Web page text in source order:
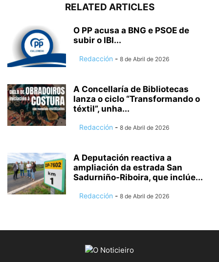
RELATED ARTICLES
O PP acusa a BNG e PSOE de
subir o IBI...
Redacción - 8 de Abril de 2026
A Concellaría de Bibliotecas
lanza o ciclo “Transformando o
téxtil”, unha...
Redacción - 8 de Abril de 2026
A Deputación reactiva a
ampliación da estrada San
Sadurniño-Riboira, que inclúe...
Redacción - 8 de Abril de 2026